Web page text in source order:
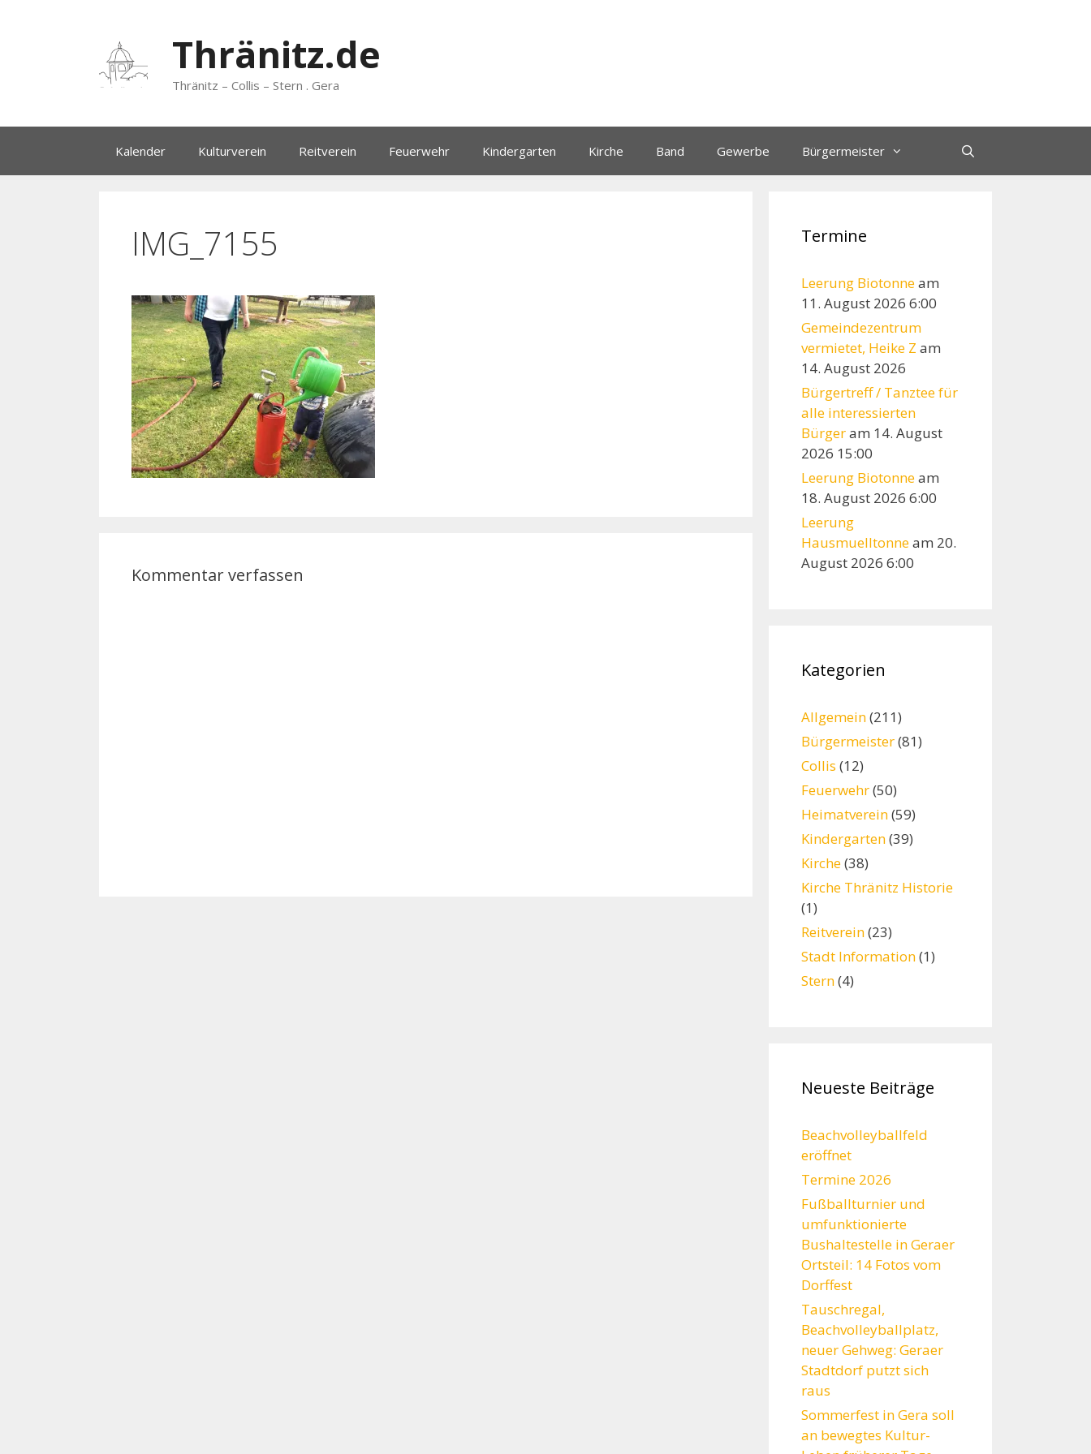
Thränitz.de
Thränitz – Collis – Stern . Gera
Kalender Kulturverein Reitverein Feuerwehr Kindergarten Kirche Band Gewerbe Bürgermeister
IMG_7155
Kommentar verfassen
Termine
Leerung Biotonneam
11. August 2026 6:00
Gemeindezentrum
vermietet, Heike Z am
14. August 2026
Bürgertreff / Tanztee für
alle interessierten
Bürgeram 14. August
2026 15:00
Leerung Biotonneam
18. August 2026 6:00
Leerung
Hausmuelltonneam 20.
August 2026 6:00
Kategorien
Allgemein(211)
Bürgermeister(81)
Collis (12)
Feuerwehr(50)
Heimatverein(59)
Kindergarten(39)
Kirche(38)
Kirche Thränitz Historie
(1)
Reitverein(23)
Stadt Information(1)
Stern(4)
Neueste Beiträge
Beachvolleyballfeld
eröffnet
Termine 2026
Fußballturnier und
umfunktionierte
Bushaltestelle in Geraer
Ortsteil: 14 Fotos vom
Dorffest
Tauschregal,
Beachvolleyballplatz,
neuer Gehweg: Geraer
Stadtdorf putzt sich
raus
Sommerfest in Gera soll
an bewegtes Kultur-